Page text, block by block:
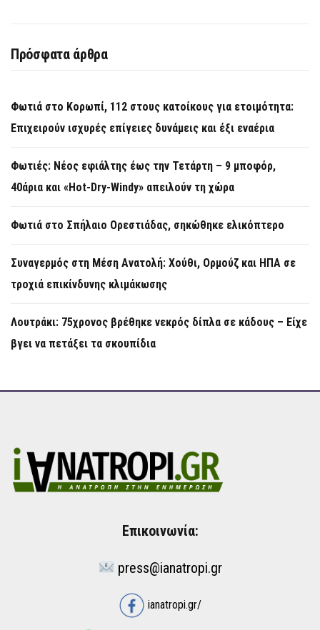
Πρόσφατα άρθρα
Φωτιά στο Κορωπί, 112 στους κατοίκους για ετοιμότητα:
Επιχειρούν ισχυρές επίγειες δυνάμεις και έξι εναέρια
Φωτιές: Νέος εφιάλτης έως την Τετάρτη – 9 μποφόρ,
40άρια και «Hot-Dry-Windy» απειλούν τη χώρα
Φωτιά στο Σπήλαιο Ορεστιάδας, σηκώθηκε ελικόπτερο
Συναγερμός στη Μέση Ανατολή: Χούθι, Ορμούζ και ΗΠΑ σε
τροχιά επικίνδυνης κλιμάκωσης
Λουτράκι: 75χρονος βρέθηκε νεκρός δίπλα σε κάδους – Είχε
βγει να πετάξει τα σκουπίδια
Επικοινωνία:
press@ianatropi.gr
ianatropi.gr/